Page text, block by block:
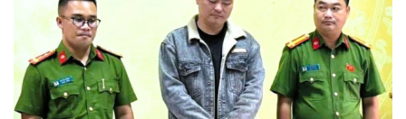
Văn hóa
Sân khấu - Điện ảnh
Văn học
Âm nhạc
Di sản
Giải trí
Nghệ sĩ
Thời trang
Sao Việt